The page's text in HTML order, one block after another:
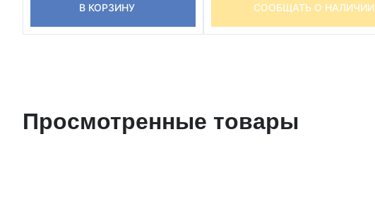
В КОРЗИНУ СООБЩАТЬ О НАЛИЧИИ
Просмотренные товары